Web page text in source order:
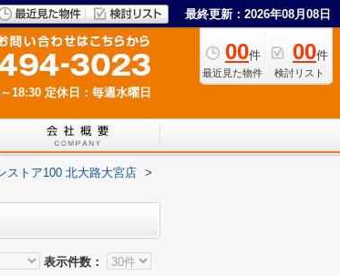
最終更新：2026年08月08日
00件
最近見た物件
00件
検討リスト
18:30 定休日：毎週水曜日
ストア100 北大路大宮店 >
表示件数：